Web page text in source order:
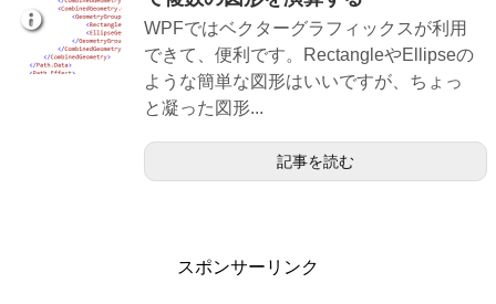
WPFではベクターグラフィックスが利用
できて、便利です。RectangleやEllipseの
ような簡単な図形はいいですが、ちょっ
と凝った図形...
記事を読む
スポンサーリンク